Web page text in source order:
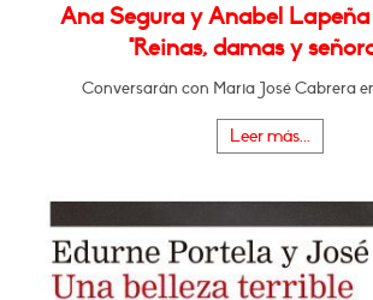
Ana Segura y Anabel
"Reinas, damas y
Conversarán con Maria José Cabrera
Leer más...